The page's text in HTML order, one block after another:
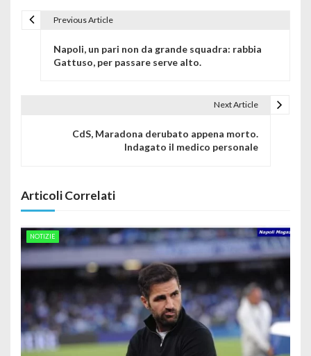
Previous Article
Napoli, un pari non da grande squadra: rabbia
Gattuso, per passare serve alto.
Next Article
CdS, Maradona derubato appena morto.
Indagato il medico personale
Articoli Correlati
NOTIZIE